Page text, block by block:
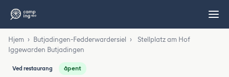
Hjem › Butjadingen-Fedderwardersiel ›
Stellplatz am Hof
Iggewarden Butjadingen
Ved restaurang åpent